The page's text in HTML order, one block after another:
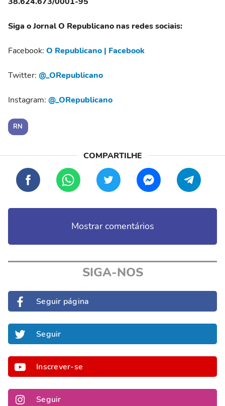
Siga o Jornal O Republicano nas redes sociais:
Facebook: O Republicano | Facebook
Twitter: @_ORepublicano
Instagram: @_ORepublicano
RN
Mostrar comentários
SIGA-NOS
Seguir página
Seguir
Inscrever-se
Seguir